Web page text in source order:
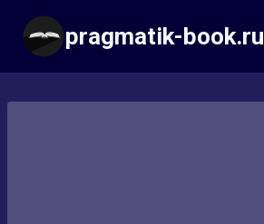
Перейти
содержимому
pragmatik-book.ru